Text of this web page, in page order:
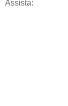
Assista: